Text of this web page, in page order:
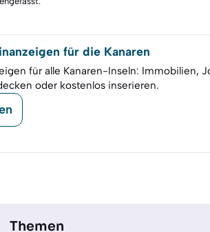
für die Kanaren
für alle Kanaren-Inseln: Immobilien,
oder kostenlos inserieren.
Themen